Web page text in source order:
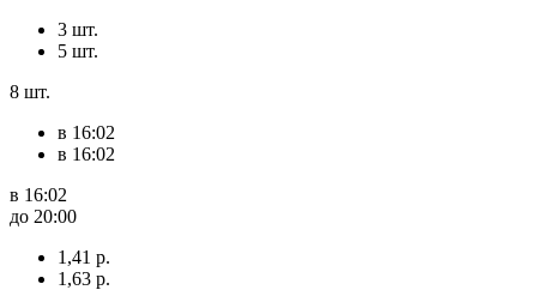
3 шт.
5 шт.
8 шт.
в 16:02
в 16:02
в 16:02
до 20:00
1,41 р.
1,63 р.